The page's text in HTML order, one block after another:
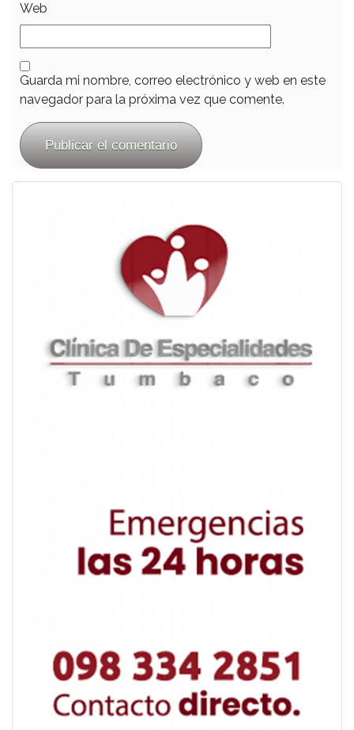
Web
Guarda mi nombre, correo electrónico y web en este
navegador para la próxima vez que comente.